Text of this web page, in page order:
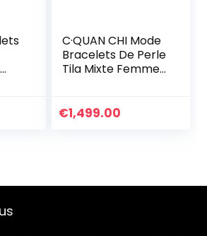
C·QUAN CHI Mode
Bracelets De Perle
Tila Mixte Femmes
Bracelets Bons
€1,499.00